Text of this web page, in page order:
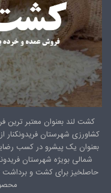
کشت لند بعنوان معتبر ترین
کشاورزی شهرستان فریدونکنار
بعنوان یک پیشرو در کسب
شمالی بویژه شهرستان
حاصلخیز برای کشت و برداشت